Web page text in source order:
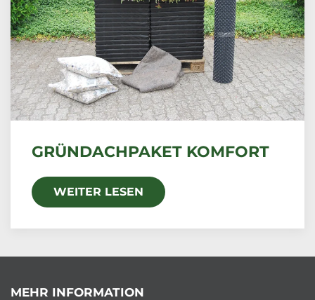
GRÜNDACHPAKET KOMFORT
WEITER LESEN
MEHR INFORMATION